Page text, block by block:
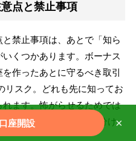
点と禁止事項
禁止事項は、あとで「知ら
くつかあります。ボーナス
作ったあとに守るべき取引
リスク。どれも先に知ってお
ます。怖がらせるためでは
しらえとして、3つに分け
座開設 ×